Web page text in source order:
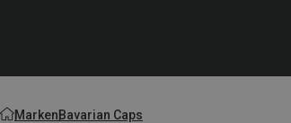
MarkenBavarian Caps